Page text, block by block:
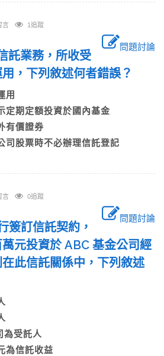
言 1追蹤
問題討論
託業務，所收受
，下列敘述何者錯誤？
用
定期定額投資於國內基金
有價證券
司股票時不必辦理信託登記
言 0追蹤
問題討論
簽訂信託契約，
元投資於 ABC 基金公司經
此信託關係中，下列敘述
為受託人
為信託收益